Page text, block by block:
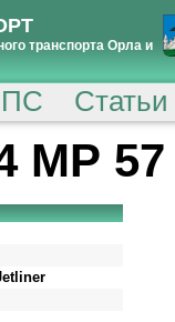
транспорта Орла и
ПС
МР 57